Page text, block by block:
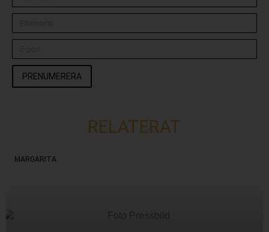
PRENUMERERA
RELATERAT
MARGARITA